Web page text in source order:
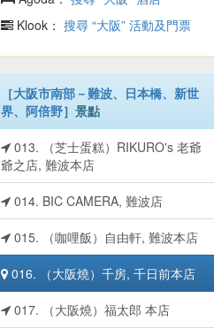
Klook： 搜尋 “大阪” 活動及門票
［大阪市南部－難波、日本橋、新世
界、阿倍野］景點
013. （芝士蛋糕）RIKURO's 老爺
爺之店, 難波本店
014. BIC CAMERA, 難波店
015. （咖哩飯）自由軒, 難波本店
016. （大阪燒）千房, 千日前本店
017. （大阪燒）福太郎 本店